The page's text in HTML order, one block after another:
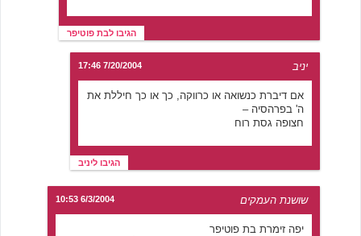
הגיבו לבת פוטיפר
יניב 7/20/2004 17:46
אם דיברת כנשואה או כרווקה, כך או כך חיללת את
ה' בפרהסיה –
חצופה גסת רוח
הגיבו ליניב
שושנת העמקים 6/3/2004 10:53
יפה זימרת בת פוטיפר